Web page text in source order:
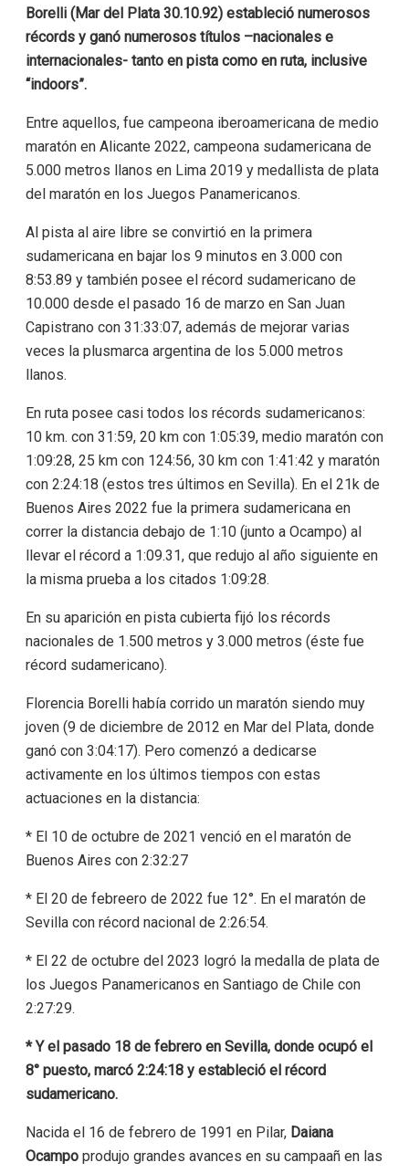
Borelli (Mar del Plata 30.10.92) estableció numerosos
récords y ganó numerosos títulos –nacionales e
internacionales- tanto en pista como en ruta, inclusive
“indoors”.
Entre aquellos, fue campeona iberoamericana de medio
maratón en Alicante 2022, campeona sudamericana de
5.000 metros llanos en Lima 2019 y medallista de plata
del maratón en los Juegos Panamericanos.
Al pista al aire libre se convirtió en la primera
sudamericana en bajar los 9 minutos en 3.000 con
8:53.89 y también posee el récord sudamericano de
10.000 desde el pasado 16 de marzo en San Juan
Capistrano con 31:33:07, además de mejorar varias
veces la plusmarca argentina de los 5.000 metros
llanos.
En ruta posee casi todos los récords sudamericanos:
10 km. con 31:59, 20 km con 1:05:39, medio maratón con
1:09:28, 25 km con 124:56, 30 km con 1:41:42 y maratón
con 2:24:18 (estos tres últimos en Sevilla). En el 21k de
Buenos Aires 2022 fue la primera sudamericana en
correr la distancia debajo de 1:10 (junto a Ocampo) al
llevar el récord a 1:09.31, que redujo al año siguiente en
la misma prueba a los citados 1:09:28.
En su aparición en pista cubierta fijó los récords
nacionales de 1.500 metros y 3.000 metros (éste fue
récord sudamericano).
Florencia Borelli había corrido un maratón siendo muy
joven (9 de diciembre de 2012 en Mar del Plata, donde
ganó con 3:04:17). Pero comenzó a dedicarse
activamente en los últimos tiempos con estas
actuaciones en la distancia:
* El 10 de octubre de 2021 venció en el maratón de
Buenos Aires con 2:32:27
* El 20 de febreero de 2022 fue 12°. En el maratón de
Sevilla con récord nacional de 2:26:54.
* El 22 de octubre del 2023 logró la medalla de plata de
los Juegos Panamericanos en Santiago de Chile con
2:27:29.
* Y el pasado 18 de febrero en Sevilla, donde ocupó el
8° puesto, marcó 2:24:18 y estableció el récord
sudamericano.
Nacida el 16 de febrero de 1991 en Pilar, Daiana
Ocampoprodujo grandes avances en su campaañ en las